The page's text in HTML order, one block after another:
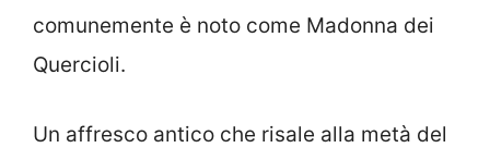
comunemente è noto come Madonna dei
Quercioli.
Un affresco antico che risale alla metà del